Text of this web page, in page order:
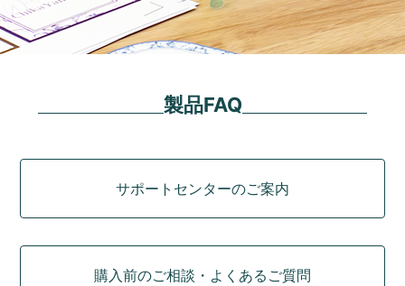
製品FAQ
サポートセンターのご案内
購入前のご相談・よくあるご質問